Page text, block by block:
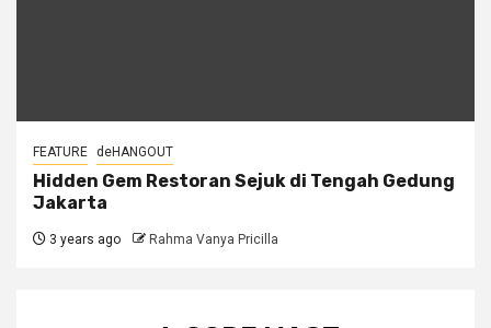
FEATURE deHANGOUT
Hidden Gem Restoran Sejuk di Tengah Gedung
Jakarta
3 years ago Rahma Vanya Pricilla